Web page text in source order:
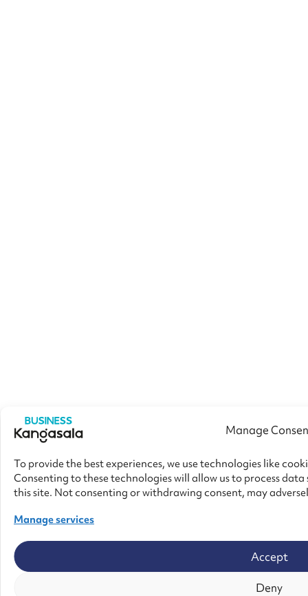
Manage
To provide the best experiences, we use technologies like
Consenting to these technologies will allow us to process
this site. Not consenting or withdrawing consent, may
Manage services
Accept
Deny